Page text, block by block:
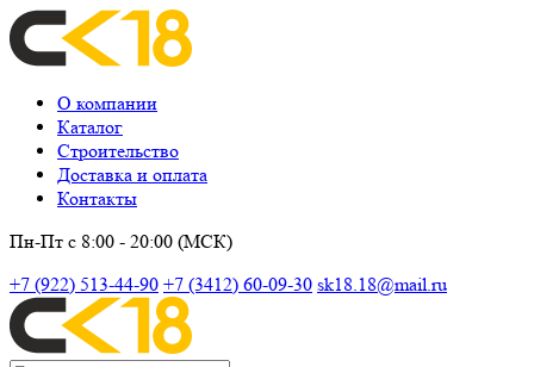
О компании
Каталог
Строительство
Доставка и оплата
Контакты
Пн-Пт с 8:00 - 20:00 (МСК)
+7 (922) 513-44-90 +7 (3412) 60-09-30 sk18.18@mail.ru